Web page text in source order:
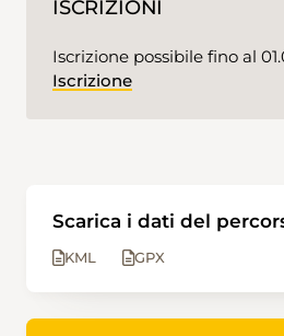
ISCRIZIONI
Iscrizione possibile fino al
Iscrizione
Scarica i dati del
KML GPX